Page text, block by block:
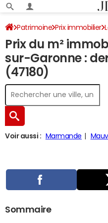
Patrimoine Prix immobilier
Meilhan-sur-Garonne
Prix du m²
sur-Garonne :
(47180)
Voir aussi : Marmande
Sommaire